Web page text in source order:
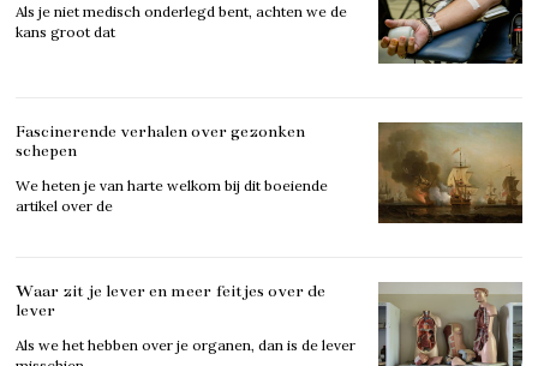
Als je niet medisch onderlegd bent, achten we de
kans groot dat
Fascinerende verhalen over gezonken
schepen
We heten je van harte welkom bij dit boeiende
artikel over de
Waar zit je lever en meer feitjes over de
lever
Als we het hebben over je organen, dan is de lever